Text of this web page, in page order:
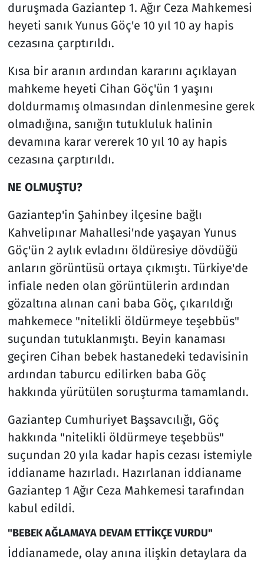
duruşmada Gaziantep 1. Ağır Ceza Mahkemesi
heyeti sanık Yunus Göç'e 10 yıl 10 ay hapis
cezasına çarptırıldı.
Kısa bir aranın ardından kararını açıklayan
mahkeme heyeti Cihan Göç'ün 1 yaşını
doldurmamış olmasından dinlenmesine gerek
olmadığına, sanığın tutukluluk halinin
devamına karar vererek 10 yıl 10 ay hapis
cezasına çarptırıldı.
NE OLMUŞTU?
Gaziantep'in Şahinbey ilçesine bağlı
Kahvelipınar Mahallesi'nde yaşayan Yunus
Göç'ün 2 aylık evladını öldüresiye dövdüğü
anların görüntüsü ortaya çıkmıştı. Türkiye'de
infiale neden olan görüntülerin ardından
gözaltına alınan cani baba Göç, çıkarıldığı
mahkemece "nitelikli öldürmeye teşebbüs"
suçundan tutuklanmıştı. Beyin kanaması
geçiren Cihan bebek hastanedeki tedavisinin
ardından taburcu edilirken baba Göç
hakkında yürütülen soruşturma tamamlandı.
Gaziantep Cumhuriyet Başsavcılığı, Göç
hakkında "nitelikli öldürmeye teşebbüs"
suçundan 20 yıla kadar hapis cezası istemiyle
iddianame hazırladı. Hazırlanan iddianame
Gaziantep 1 Ağır Ceza Mahkemesi tarafından
kabul edildi.
"BEBEK AĞLAMAYA DEVAM ETTİKÇE VURDU"
İddianamede, olay anına ilişkin detaylara da